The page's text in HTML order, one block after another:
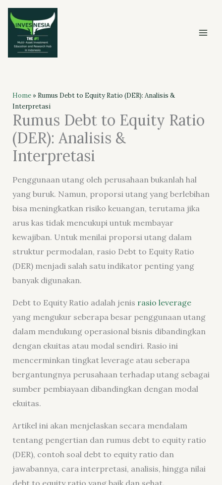
Skip
content
Home» Rumus Debt to Equity Ratio (DER): Analisis &
Interpretasi
Rumus Debt to Equity Ratio
(DER): Analisis &
Interpretasi
Penggunaan utang oleh perusahaan bukanlah hal
yang buruk. Namun, proporsi utang yang berlebihan
bisa meningkatkan risiko keuangan, terutama jika
arus kas tidak mencukupi untuk membayar
kewajiban. Untuk menilai proporsi utang dalam
struktur permodalan, rasio Debt to Equity Ratio
(DER) menjadi salah satu indikator penting yang
banyak digunakan.
Debt to Equity Ratio adalah jenis rasio leverage
yang mengukur seberapa besar penggunaan utang
dalam mendukung operasional bisnis dibandingkan
dengan ekuitas atau modal sendiri. Rasio ini
mencerminkan tingkat leverage atau seberapa
bergantungnya perusahaan terhadap utang sebagai
sumber pembiayaan dibandingkan dengan modal
ekuitas.
Artikel ini akan menjelaskan secara mendalam
tentang pengertian dan rumus debt to equity ratio
(DER), contoh soal debt to equity ratio dan
jawabannya, cara interpretasi, analisis, hingga nilai
debt to equity ratio yang baik dan sehat.